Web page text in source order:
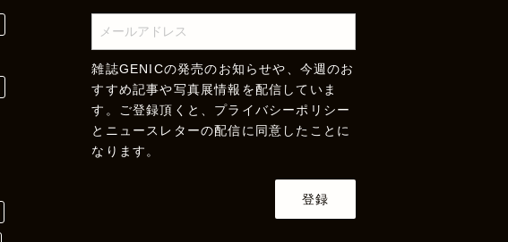
雑誌GENICの発売のお知らせや、今週のお
すすめ記事や写真展情報を配信していま
す。ご登録頂くと、 プライバシーポリシー
とニュースレターの配信に同意したことに
なります。
登録